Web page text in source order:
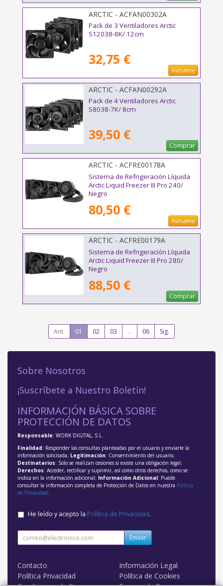
ARCTIC - ACFAN00302A
Pack de 3 Ventiladores Arctic
S12038-8K/ 12cm
32,75 €
Avísame
ARCTIC - ACFAN00292A
Pack de 4 Ventiladores Arctic
S8038-7K/ 8cm
39,50 €
Comprar
ARCTIC - ACFRE00178A
Sistema de Refrigeración Líquida
Arctic Liquid Freezer III Pro 240/
Negro
80,50 €
Avísame
ARCTIC - ACFRE00179A
Sistema de Refrigeración Líquida
Arctic Liquid Freezer III Pro 280/
Negro
88,50 €
Comprar
Ant. 01 02 03 ... 06 Sig.
Sobre Nosotros
¡Suscríbete a Nuestro Boletín!
INFORMACIÓN BÁSICA SOBRE
PROTECCIÓN DE DATOS
Responsable: WORK DIGITAL, S.L.
Finalidad: Responder las consultas planteadas por el usuario y enviarle la
información solicitada; Legitimación: Consentimiento del usuario;
Destinatarios: Solo se realizan cesiones si existe una obligación legal;
Derechos: Acceder, rectificar y suprimir, así como otros derechos, como se
indica en la información adicional; Información Adicional: Puede
consultar la información completa de Protección de Datos en nuestra Política
de Privacidad.
He leído y acepto la Política de Privacidad.
Enviar
Contacto
Información Legal
Política Privacidad
Política de Cookies